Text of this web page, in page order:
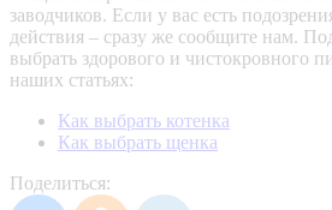
заводчиков. Если у вас есть
действия – сразу же сообщите нам.
выбрать здорового и чистокровного
наших статьях:
Как выбрать котенка
Как выбрать щенка
Поделиться: